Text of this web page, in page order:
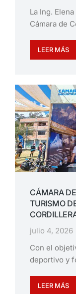
La Ing.
Cámara de
LEER MÁS
CÁMARA
TURISMO
julio 4, 2026
Con el
deportivo y
LEER MÁS